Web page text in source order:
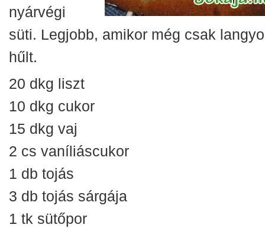
nyárvégi
süti. Legjobb, amikor még csak
hűlt.
20 dkg liszt
10 dkg cukor
15 dkg vaj
2 cs vaníliáscukor
1 db tojás
3 db tojás sárgája
1 tk sütőpor